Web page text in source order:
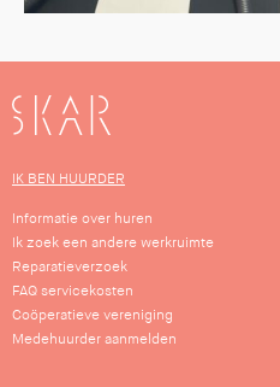
SKAR
IK BEN HUURDER
Informatie over huren
Ik zoek een andere werkruimte
Reparatieverzoek
FAQ servicekosten
Coöperatieve vereniging
Medehuurder aanmelden